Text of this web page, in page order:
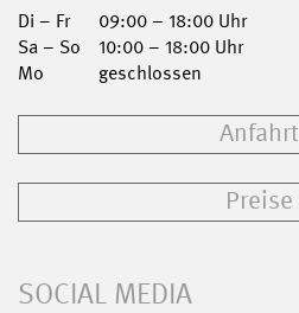
Di – Fr
09:00 – 18:00 Uhr
Sa – So
10:00 – 18:00 Uhr
Mo
geschlossen
Anfahrt
Preise
SOCIAL MEDIA